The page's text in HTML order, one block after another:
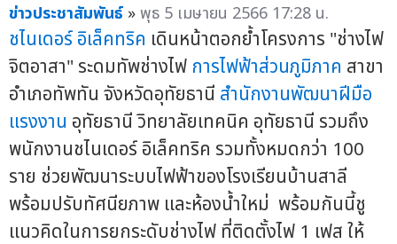
ข่าวประชาสัมพันธ์ »พุธ 5 เมษายน 2566 17:28 น.
ชไนเดอร์ อิเล็คทริค เดินหน้าตอกย้ำโครงการ "ช่างไฟ
จิตอาสา" ระดมทัพช่างไฟ การไฟฟ้าส่วนภูมิภาค สาขา
อำเภอทัพทัน จังหวัดอุทัยธานี สำนักงานพัฒนาฝีมือ
แรงงาน อุทัยธานี วิทยาลัยเทคนิค อุทัยธานี รวมถึง
พนักงานชไนเดอร์ อิเล็คทริค รวมทั้งหมดกว่า 100
ราย ช่วยพัฒนาระบบไฟฟ้าของโรงเรียนบ้านสาลี
พร้อมปรับทัศนียภาพ และห้องน้ำใหม่ พร้อมกันนี้ชู
แนวคิดในการยกระดับช่างไฟ ที่ติดตั้งไฟ 1 เฟส ให้